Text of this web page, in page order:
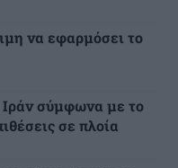
να εφαρμόσει το
Ιράν σύμφωνα με το
σε πλοία